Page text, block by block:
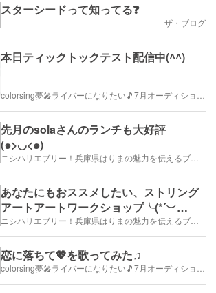
スターシードって知ってる❓️
ザ・ブログ
本日ティックトックテスト配信中(^^)
先月のsolaさんのランチも大好評
(๑>◡<๑)
あなたにもおススメしたい、ストリング
アートアートワークショップ╰(*´︶
`*)╯♡
恋に落ちて💖を歌ってみた♫